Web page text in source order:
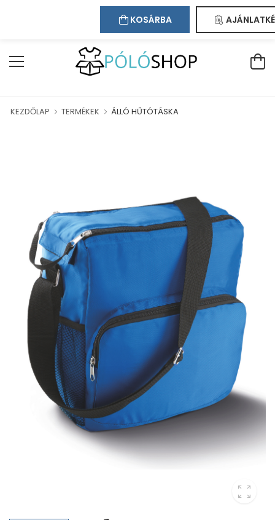
ÜDVÖZÖLJÜK WEBÁRUHÁZUNKBAN!
Kapcsolat Regisztráció
KEZDŐLAP TERMÉKEK ÁLLÓ HŰTÓTÁSKA
KOSÁRBA